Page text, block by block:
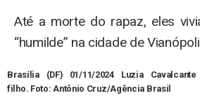
Até a morte do rapaz, eles
“humilde” na cidade de
Brasília (DF) 01/11/2024 Luzia
filho. Foto: Antônio Cruz/Agência Brasil